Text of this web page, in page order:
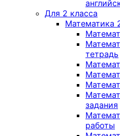
Для 2 класса
Математика
тетрадь
задания
работы